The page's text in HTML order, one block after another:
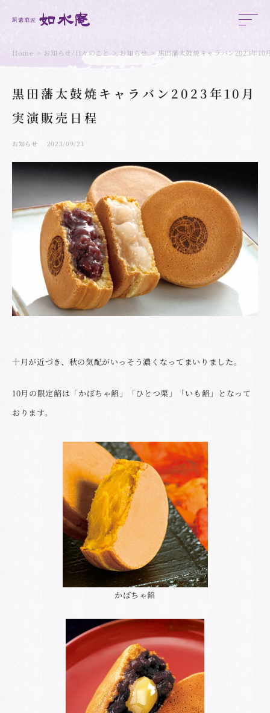
Home お知らせ/日々のこと お知らせ 黒田藩太鼓焼キャラバン2023年10
黒田藩太鼓焼キャラバン2023年10月
実演販売日程
お知らせ 2023/09/23
十月が近づき、秋の気配がいっそう濃くなってまいりました。
10月の限定餡は「かぼちゃ餡」「ひとつ栗」「いも餡」となって
おります。
かぼちゃ餡